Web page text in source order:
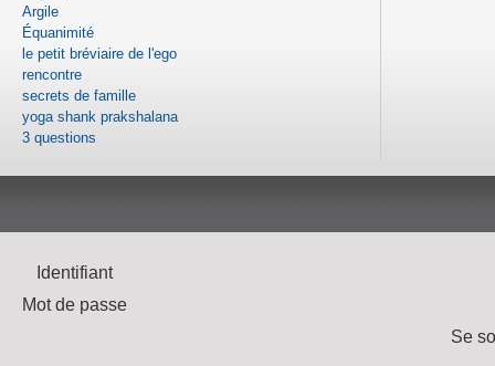
Argile
Équanimité
le petit bréviaire de l'ego
rencontre
secrets de famille
yoga shank prakshalana
3 questions
Identifiant
Mot de passe
Se